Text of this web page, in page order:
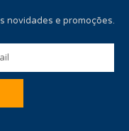
novidades e promoções.